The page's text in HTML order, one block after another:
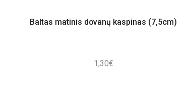
Baltas matinis dovanų kaspinas (7,5cm)
1,30€